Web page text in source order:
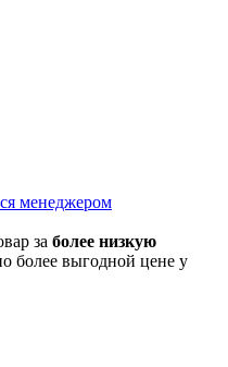
менеджером
за более низкую
более выгодной цене у